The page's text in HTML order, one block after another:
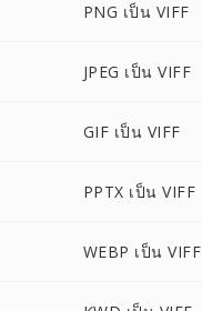
PNG เป็น VIFF
JPEG เป็น VIFF
GIF เป็น VIFF
PPTX เป็น VIFF
WEBP เป็น VIFF